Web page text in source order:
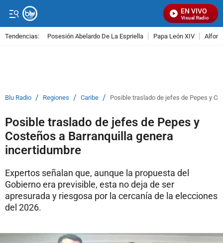
EN VIVO
Señal Visual Radio
Tendencias: Posesión Abelardo De La Espriella Papa León XIV
Blu Radio / Regiones / Caribe / Posible traslado de jefes de Pepes y
Posible traslado de jefes de Pepes y
Costeños a Barranquilla genera
incertidumbre
Expertos señalan que, aunque la propuesta del
Gobierno era previsible, esta no deja de ser
apresurada y riesgosa por la cercanía de la elecciones
del 2026.